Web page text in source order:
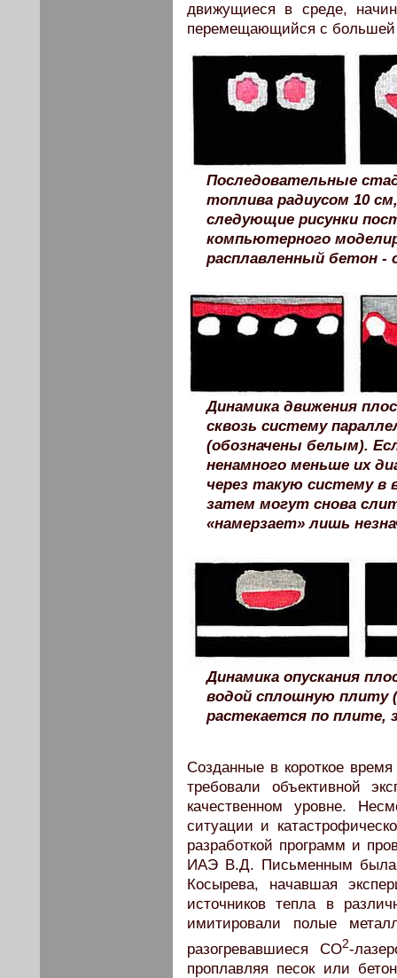
движущиеся в среде,
перемещающийся с большей
Последовательные
топлива радиусом 10
следующие рисунки
компьютерного
расплавленный бетон -
Динамика движения
сквозь систему
(обозначены белым).
ненамного меньше их
через такую систему
затем могут снова
«намерзает» лишь
Динамика опускания
водой сплошную плиту (
растекается по плите,
Созданные в короткое
требовали объективной
качественном уровне.
ситуации и
разработкой программ и
ИАЭ В.Д. Письменным была
Косырева, начавшая
источников тепла в
имитировали полые
разогревавшиеся СО2-
проплавляя песок или